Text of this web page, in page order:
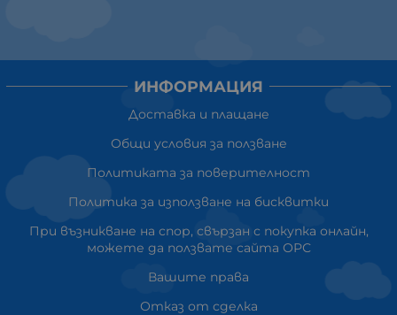
ИНФОРМАЦИЯ
Доставка и плащане
Общи условия за ползване
Политиката за поверителност
Политика за използване на бисквитки
При възникване на спор, свързан с покупка онлайн,
можете да ползвате сайта ОРС
Вашите права
Отказ от сделка